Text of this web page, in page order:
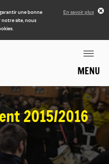
une bonne
notre site, nous
En savoir plus
MENU
2015/2016